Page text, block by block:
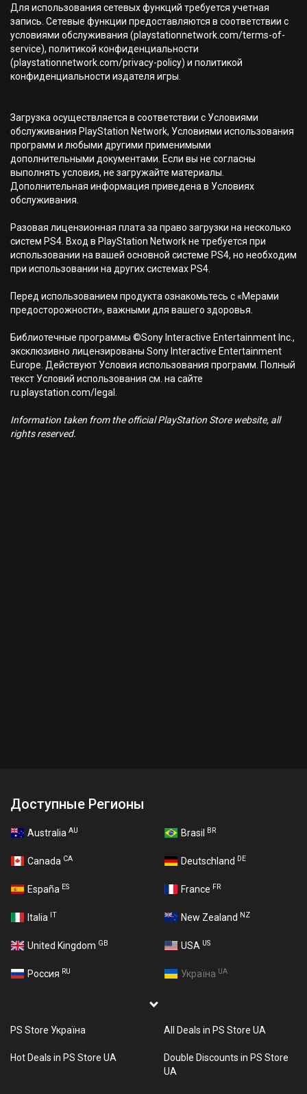
Для использования сетевых функций требуется учетная
запись. Сетевые функции предоставляются в соответствии с
условиями обслуживания (playstationnetwork.com/terms-of-
service), политикой конфиденциальности
(playstationnetwork.com/privacy-policy) и политикой
конфиденциальности издателя игры.
Загрузка осуществляется в соответствии с Условиями
обслуживания PlayStation Network, Условиями использования
программ и любыми другими применимыми
дополнительными документами. Если вы не согласны
выполнять условия, не загружайте материалы.
Дополнительная информация приведена в Условиях
обслуживания.
Разовая лицензионная плата за право загрузки на несколько
систем PS4. Вход в PlayStation Network не требуется при
использовании на вашей основной системе PS4, но необходим
при использовании на других системах PS4.
Перед использованием продукта ознакомьтесь с «Мерами
предосторожности», важными для вашего здоровья.
Библиотечные программы ©Sony Interactive Entertainment Inc.,
эксклюзивно лицензированы Sony Interactive Entertainment
Europe. Действуют Условия использования программ. Полный
текст Условий использования см. на сайте
ru.playstation.com/legal.
Information taken from the official PlayStation Store website, all
rights reserved.
Доступные Регионы
Australia AU Brasil BR
Canada CA Deutschland DE
España ES France FR
Italia IT New Zealand NZ
United Kingdom GB USA US
Россия RU Україна UA
PS Store Україна All Deals in PS Store UA
Hot Deals in PS Store UA
Double Discounts in PS Store
UA